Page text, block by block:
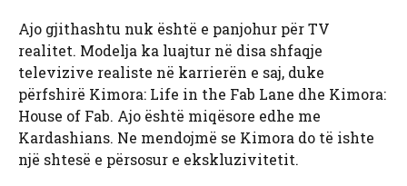
Ajo gjithashtu nuk është e panjohur për TV
realitet. Modelja ka luajtur në disa shfaqje
televizive realiste në karrierën e saj, duke
përfshirë Kimora: Life in the Fab Lane dhe Kimora:
House of Fab. Ajo është miqësore edhe me
Kardashians. Ne mendojmë se Kimora do të ishte
një shtesë e përsosur e ekskluzivitetit.